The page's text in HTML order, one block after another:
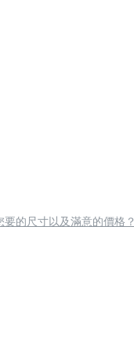
要的尺寸以及滿意的價格？